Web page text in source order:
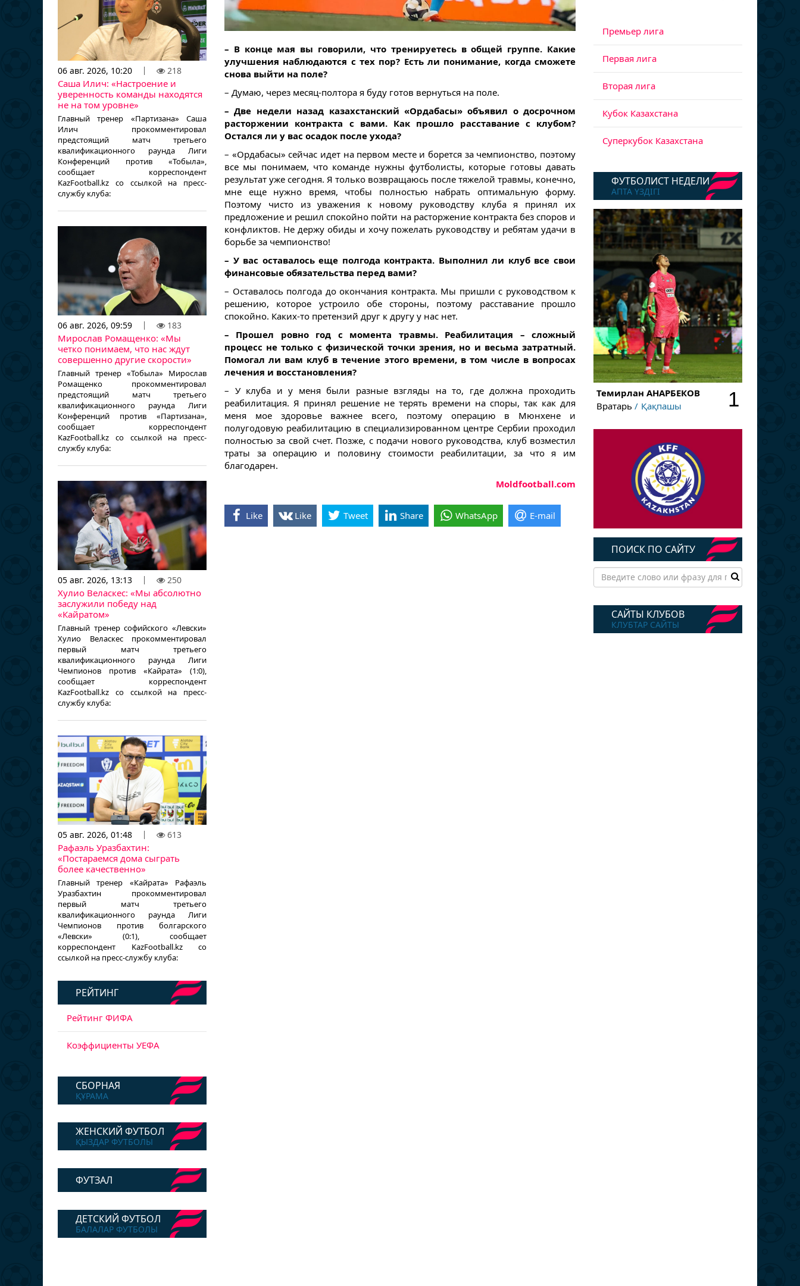
06 авг. 2026, 10:20 218
Саша Илич: «Настроение и
уверенность команды находятся
не на том уровне»
Главный тренер «Партизана» Саша
Илич прокомментировал
предстоящий матч третьего
квалификационного раунда Лиги
Конференций против «Тобыла»,
сообщает корреспондент
KazFootball.kz со ссылкой на пресс-
службу клуба:
06 авг. 2026, 09:59 183
Мирослав Ромащенко: «Мы
четко понимаем, что нас ждут
совершенно другие скорости»
Главный тренер «Тобыла» Мирослав
Ромащенко прокомментировал
предстоящий матч третьего
квалификационного раунда Лиги
Конференций против «Партизана»,
сообщает корреспондент
KazFootball.kz со ссылкой на пресс-
службу клуба:
05 авг. 2026, 13:13 250
Хулио Веласкес: «Мы абсолютно
заслужили победу над
«Кайратом»
Главный тренер софийского «Левски»
Хулио Веласкес прокомментировал
первый матч третьего
квалификационного раунда Лиги
Чемпионов против «Кайрата» (1:0),
сообщает корреспондент
KazFootball.kz со ссылкой на пресс-
службу клуба:
05 авг. 2026, 01:48 613
Рафаэль Уразбахтин:
«Постараемся дома сыграть
более качественно»
Главный тренер «Кайрата» Рафаэль
Уразбахтин прокомментировал
первый матч третьего
квалификационного раунда Лиги
Чемпионов против болгарского
«Левски» (0:1), сообщает
корреспондент KazFootball.kz со
ссылкой на пресс-службу клуба:
РЕЙТИНГ
Рейтинг ФИФА
Коэффициенты УЕФА
СБОРНАЯ
ҚҰРАМА
ЖЕНСКИЙ ФУТБОЛ
ҚЫЗДАР ФУТБОЛЫ
ФУТЗАЛ
ДЕТСКИЙ ФУТБОЛ
БАЛАЛАР ФУТБОЛЫ
– В конце мая вы говорили, что тренируетесь в общей группе. Какие
улучшения наблюдаются с тех пор? Есть ли понимание, когда сможете
снова выйти на поле?
– Думаю, через месяц-полтора я буду готов вернуться на поле.
– Две недели назад казахстанский «Ордабасы» объявил о досрочном
расторжении контракта с вами. Как прошло расставание с клубом?
Остался ли у вас осадок после ухода?
– «Ордабасы» сейчас идет на первом месте и борется за чемпионство, поэтому
все мы понимаем, что команде нужны футболисты, которые готовы давать
результат уже сегодня. Я только возвращаюсь после тяжелой травмы, конечно,
мне еще нужно время, чтобы полностью набрать оптимальную форму.
Поэтому чисто из уважения к новому руководству клуба я принял их
предложение и решил спокойно пойти на расторжение контракта без споров и
конфликтов. Не держу обиды и хочу пожелать руководству и ребятам удачи в
борьбе за чемпионство!
– У вас оставалось еще полгода контракта. Выполнил ли клуб все свои
финансовые обязательства перед вами?
– Оставалось полгода до окончания контракта. Мы пришли с руководством к
решению, которое устроило обе стороны, поэтому расставание прошло
спокойно. Каких-то претензий друг к другу у нас нет.
– Прошел ровно год с момента травмы. Реабилитация – сложный
процесс не только с физической точки зрения, но и весьма затратный.
Помогал ли вам клуб в течение этого времени, в том числе в вопросах
лечения и восстановления?
– У клуба и у меня были разные взгляды на то, где должна проходить
реабилитация. Я принял решение не терять времени на споры, так как для
меня мое здоровье важнее всего, поэтому операцию в Мюнхене и
полугодовую реабилитацию в специализированном центре Сербии проходил
полностью за свой счет. Позже, с подачи нового руководства, клуб возместил
траты за операцию и половину стоимости реабилитации, за что я им
благодарен.
Moldfootball.com
Like Like Tweet Share WhatsApp E-mail
Премьер лига
Первая лига
Вторая лига
Кубок Казахстана
Суперкубок Казахстана
ФУТБОЛИСТ НЕДЕЛИ
АПТА ҮЗДІГІ
Темирлан АНАРБЕКОВ
Вратарь
Қақпашы 1
ПОИСК ПО САЙТУ
САЙТЫ КЛУБОВ
КЛУБТАР САЙТЫ